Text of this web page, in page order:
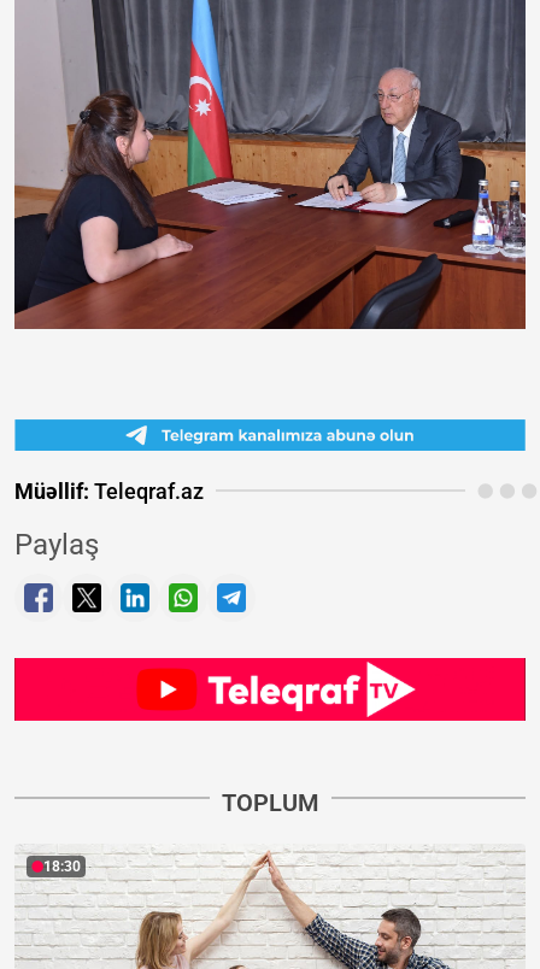
Müəllif: Teleqraf.az
Paylaş
TOPLUM
18:30